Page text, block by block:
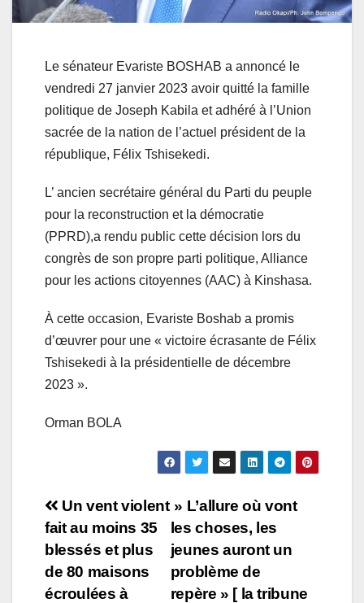
Le sénateur Evariste BOSHAB a annoncé le
vendredi 27 janvier 2023 avoir quitté la famille
politique de Joseph Kabila et adhéré à l’Union
sacrée de la nation de l’actuel président de la
république, Félix Tshisekedi.
L’ ancien secrétaire général du Parti du peuple
pour la reconstruction et la démocratie
(PPRD),a rendu public cette décision lors du
congrès de son propre parti politique, Alliance
pour les actions citoyennes (AAC) à Kinshasa.
À cette occasion, Evariste Boshab a promis
d’œuvrer pour une « victoire écrasante de Félix
Tshisekedi à la présidentielle de décembre
2023 ».
Orman BOLA
Navigation
de
l’article
» L’allure où vont
les choses, les
jeunes auront un
problème de
repère » [ la tribune
Un vent violent
fait au moins 35
blessés et plus
de 80 maisons
écroulées à